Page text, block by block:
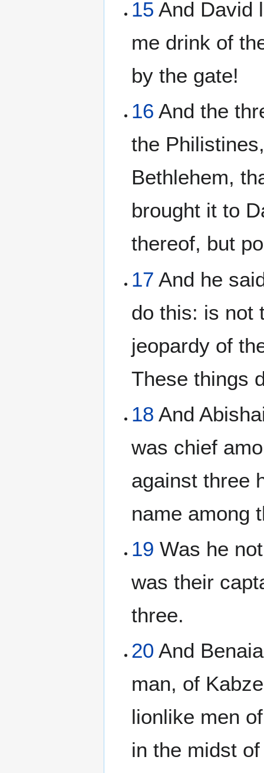
15 And David
me drink of
by the gate!
16 And the
the
Bethlehem,
brought it to
thereof, but
17 And he
do this: is not
jeopardy of
These things
18 And
was chief
against three
name among
19 Was he
was their
three.
20 And
man, of
lionlike men
in the midst